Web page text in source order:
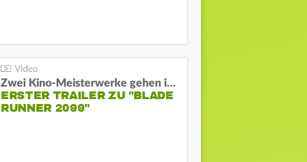
Zwei Kino-Meisterwerke gehen in Serie:
ERSTER TRAILER ZU "BLADE
RUNNER 2099"